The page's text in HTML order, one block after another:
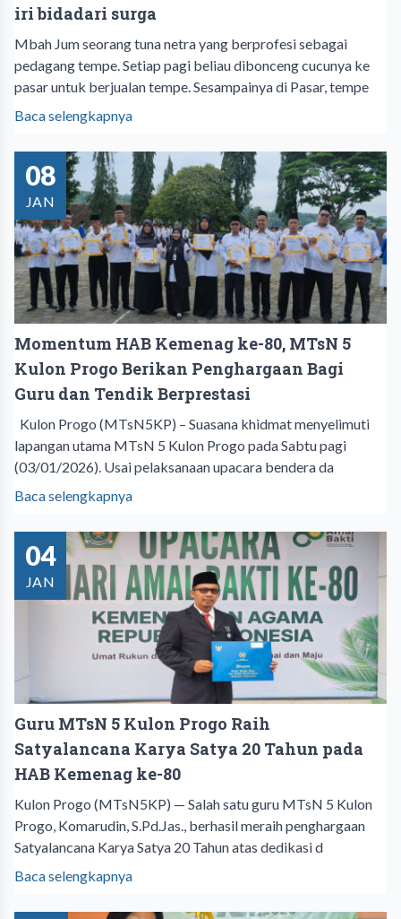
iri bidadari surga
Mbah Jum seorang tuna netra yang berprofesi sebagai
pedagang tempe. Setiap pagi beliau dibonceng cucunya ke
pasar untuk berjualan tempe. Sesampainya di Pasar, tempe
Baca selengkapnya
08
JAN
Momentum HAB Kemenag ke-80, MTsN 5
Kulon Progo Berikan Penghargaan Bagi
Guru dan Tendik Berprestasi
Kulon Progo (MTsN5KP) – Suasana khidmat menyelimuti
lapangan utama MTsN 5 Kulon Progo pada Sabtu pagi
(03/01/2026). Usai pelaksanaan upacara bendera da
Baca selengkapnya
04
JAN
Guru MTsN 5 Kulon Progo Raih
Satyalancana Karya Satya 20 Tahun pada
HAB Kemenag ke-80
Kulon Progo (MTsN5KP) — Salah satu guru MTsN 5 Kulon
Progo, Komarudin, S.Pd.Jas., berhasil meraih penghargaan
Satyalancana Karya Satya 20 Tahun atas dedikasi d
Baca selengkapnya